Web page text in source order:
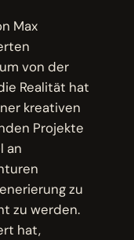
Max
von der
Realität hat
kreativen
Projekte
an
zu
zu werden.
hat,